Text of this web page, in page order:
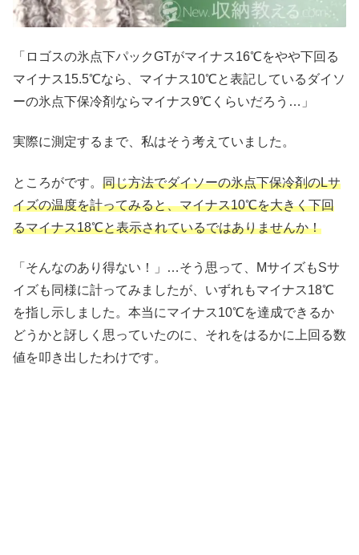
「ロゴスの氷点下パックGTがマイナス16℃をやや下回る
マイナス15.5℃なら、マイナス10℃と表記しているダイソ
ーの氷点下保冷剤ならマイナス9℃くらいだろう…」
実際に測定するまで、私はそう考えていました。
ところがです。 同じ方法でダイソーの氷点下保冷剤のLサ
イズの温度を計ってみると、マイナス10℃を大きく下回
るマイナス18℃と表示されているではありませんか！
「そんなのあり得ない！」…そう思って、MサイズもSサ
イズも同様に計ってみましたが、いずれもマイナス18℃
を指し示しました。本当にマイナス10℃を達成できるか
どうかと訝しく思っていたのに、それをはるかに上回る数
値を叩き出したわけです。